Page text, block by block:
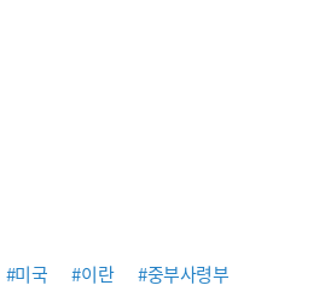
#미국 #이란
#중부사령부